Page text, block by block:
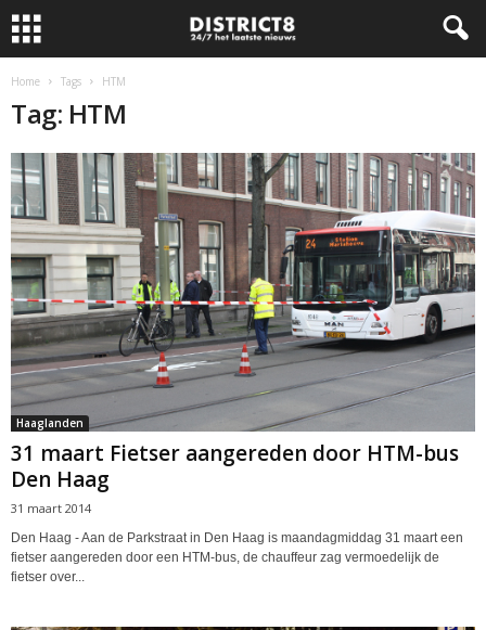
Home Tags HTM
Tag: HTM
Haaglanden
31 maart Fietser aangereden door HTM-bus
Den Haag
31 maart 2014
Den Haag - Aan de Parkstraat in Den Haag is maandagmiddag 31 maart een
fietser aangereden door een HTM-bus, de chauffeur zag vermoedelijk de
fietser over...